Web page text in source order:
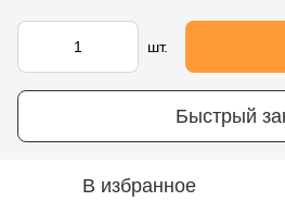
шт.
Быстрый
В избранное